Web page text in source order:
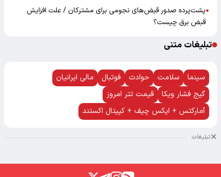
●پشت‌پرده صدور قبض‌های نجومی برای مشترکان / علت افزایش
قبض برق چیست؟
تبلیغات متنی
سینما سلامت حوادث فوتبال
مالی ایرانیان
گیج فشار ویکا
قیمت تتر امروز
آمارکتس + ایکس چیف + کپیتال اکستند
تبلیغات